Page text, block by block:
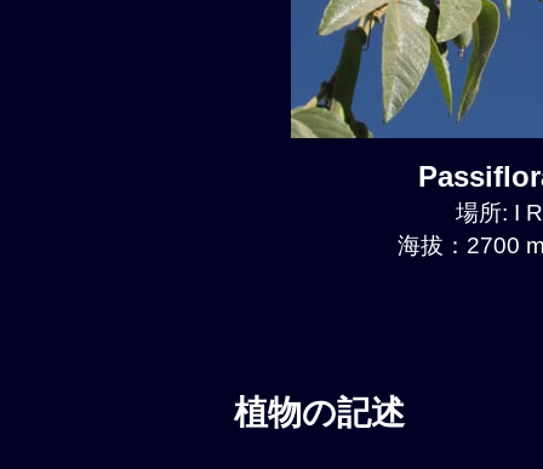
場所: I
海拔：2700
植物の記述